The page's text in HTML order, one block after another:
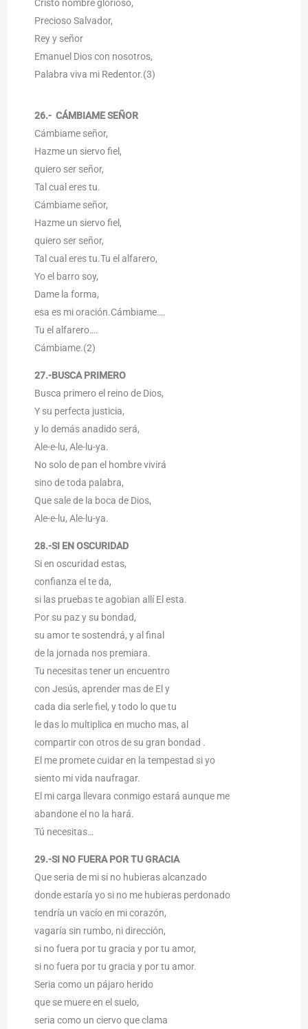
Cristo nombre glorioso,
Precioso Salvador,
Rey y señor
Emanuel Dios con nosotros,
Palabra viva mi Redentor.(3)
26.- CÁMBIAME SEÑOR
Cámbiame señor,
Hazme un siervo fiel,
quiero ser señor,
Tal cual eres tu.
Cámbiame señor,
Hazme un siervo fiel,
quiero ser señor,
Tal cual eres tu.Tu el alfarero,
Yo el barro soy,
Dame la forma,
esa es mi oración.Cámbiame….
Tu el alfarero….
Cámbiame.(2)
27.-BUSCA PRIMERO
Busca primero el reino de Dios,
Y su perfecta justicia,
y lo demás anadido será,
Ale-e-lu, Ale-lu-ya.
No solo de pan el hombre vivirá
sino de toda palabra,
Que sale de la boca de Dios,
Ale-e-lu, Ale-lu-ya.
28.-SI EN OSCURIDAD
Si en oscuridad estas,
confianza el te da,
si las pruebas te agobian allí El esta.
Por su paz y su bondad,
su amor te sostendrá, y al final
de la jornada nos premiara.
Tu necesitas tener un encuentro
con Jesús, aprender mas de El y
cada dia serle fiel, y todo lo que tu
le das lo multiplica en mucho mas, al
compartir con otros de su gran bondad .
El me promete cuidar en la tempestad si yo
siento mi vida naufragar.
El mi carga llevara conmigo estará aunque me
abandone el no la hará.
Tú necesitas…
29.-SI NO FUERA POR TU GRACIA
Que seria de mi si no hubieras alcanzado
donde estaría yo si no me hubieras perdonado
tendría un vacío en mi corazón,
vagaría sin rumbo, ni dirección,
si no fuera por tu gracia y por tu amor,
si no fuera por tu gracia y por tu amor.
Seria como un pájaro herido
que se muere en el suelo,
seria como un ciervo que clama